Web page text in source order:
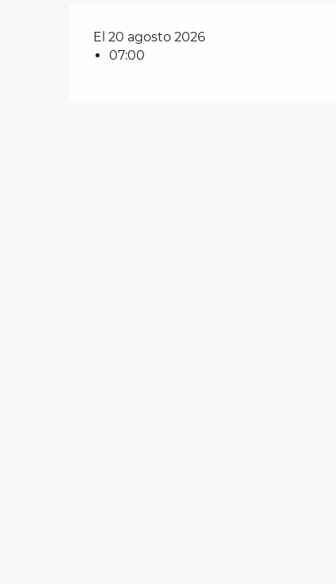
El 20 agosto 2026
07:00